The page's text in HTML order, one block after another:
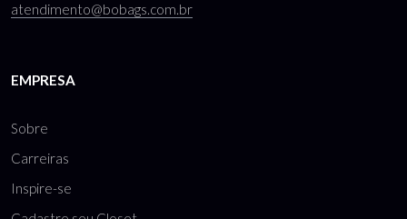
atendimento@bobags.com.br
EMPRESA
Sobre
Carreiras
Inspire-se